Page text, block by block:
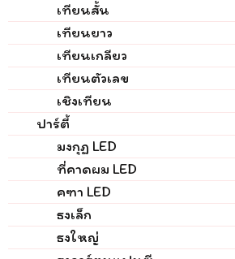
เทียนสั้น
เทียนยาว
เทียนเกลียว
เทียนตัวเลข
เชิงเทียน
ปาร์ตี้
มงกุฏ LED
ที่คาดผม LED
คฑา LED
ธงเล็ก
ธงใหญ่